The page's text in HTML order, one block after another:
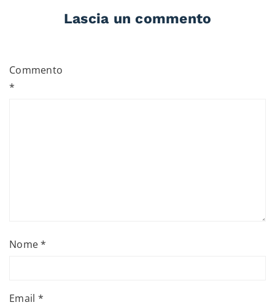
Lascia un commento
Commento
*
Nome*
Email *